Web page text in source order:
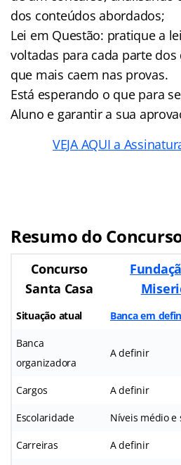
dos conteúdos abordados;
Lei em Questão: pratique a
voltadas para cada parte
que mais caem nas provas.
Está esperando o que para
Aluno e garantir a sua
VEJA AQUI a
Resumo do
Concurso
Santa Casa
Situação atual Banca em
Banca
organizadora
A definir
Cargos A definir
Escolaridade Níveis médio
Carreiras A definir